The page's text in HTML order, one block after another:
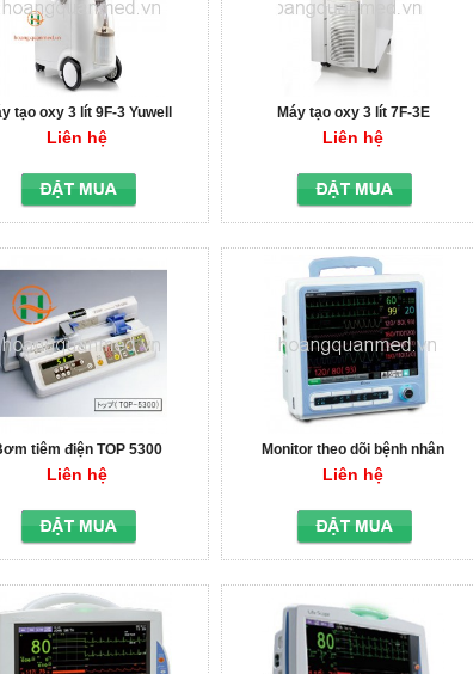
tạo oxy 3 lít 9F-3 Yuwell
Liên hệ
Máy tạo oxy 3 lít 7F-3E
Liên hệ
tiêm điện TOP 5300
Liên hệ
Monitor theo dõi bệnh nhân
BPM1200 BIONICS
Liên hệ